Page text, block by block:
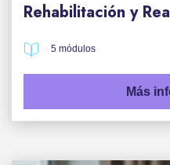
Rehabilitación y
5 módulos
Más